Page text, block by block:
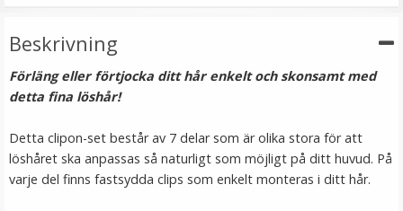
Beskrivning
Förläng eller förtjocka ditt hår enkelt och skonsamt med
detta fina löshår!
Detta clipon-set består av 7 delar som är olika stora för att
löshåret ska anpassas så naturligt som möjligt på ditt huvud. På
varje del finns fastsydda clips som enkelt monteras i ditt hår.